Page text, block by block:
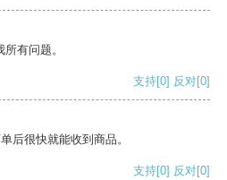
有问题。
支持[0] 反对[0]
后很快就能收到商品。
支持[0] 反对[0]